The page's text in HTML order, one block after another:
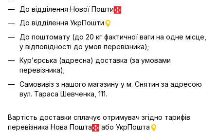
До відділення Нової Пошти
До відділення УкрПошти
До поштомату (до 20 кг фактичної ваги на одне місце,
у відповідності до умов перевізника);
Кур’єрська (адресна) доставка (за умовами
перевізника);
Самовивіз з нашого магазину у м. Снятин за адресою
вул. Тараса Шевченка, 111.
Вартість доставки сплачує отримувач згідно тарифів
перевізника Нова Пошта
або УкрПошта